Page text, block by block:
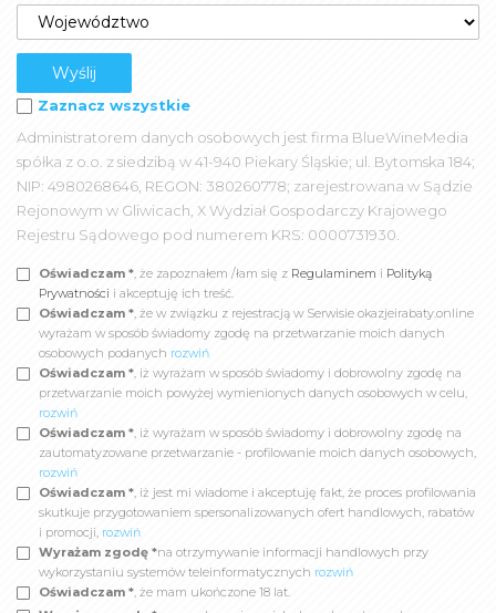
Zaznacz wszystkie
Administratorem danych osobowych jest firma BlueWineMedia
spółka z o.o. z siedzibą w 41-940 Piekary Śląskie; ul. Bytomska 184;
NIP: 4980268646, REGON: 380260778; zarejestrowana w Sądzie
Rejonowym w Gliwicach, X Wydział Gospodarczy Krajowego
Rejestru Sądowego pod numerem KRS: 0000731930.
Oświadczam *, że zapoznałem /łam się z Regulaminem i Polityką
Prywatności i akceptuję ich treść.
Oświadczam *, że w związku z rejestracją w Serwisie okazjeirabaty.online
wyrażam w sposób świadomy zgodę na przetwarzanie moich danych
osobowych podanych rozwiń
Oświadczam *, iż wyrażam w sposób świadomy i dobrowolny zgodę na
przetwarzanie moich powyżej wymienionych danych osobowych w celu,
rozwiń
Oświadczam *, iż wyrażam w sposób świadomy i dobrowolny zgodę na
zautomatyzowane przetwarzanie - profilowanie moich danych osobowych,
rozwiń
Oświadczam *, iż jest mi wiadome i akceptuję fakt, że proces profilowania
skutkuje przygotowaniem spersonalizowanych ofert handlowych, rabatów
i promocji, rozwiń
Wyrażam zgodę *na otrzymywanie informacji handlowych przy
wykorzystaniu systemów teleinformatycznych rozwiń
Oświadczam *, że mam ukończone 18 lat.